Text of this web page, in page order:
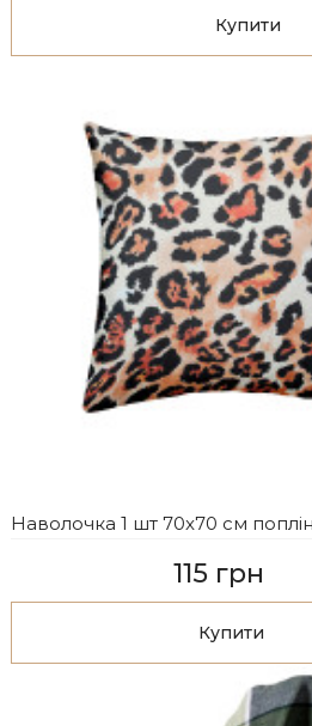
Купити
Наволочка 1 шт 70x70 см
115 грн
Купити